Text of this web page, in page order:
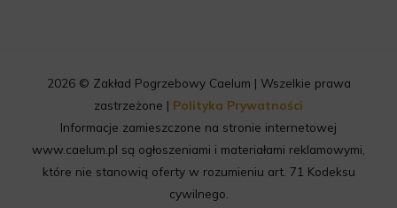
2026 © Zakład Pogrzebowy Caelum | Wszelkie prawa
zastrzeżone | Polityka Prywatności
Informacje zamieszczone na stronie internetowej
www.caelum.pl są ogłoszeniami i materiałami reklamowymi,
które nie stanowią oferty w rozumieniu art. 71 Kodeksu
cywilnego.